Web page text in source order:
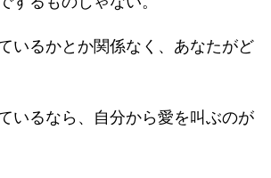
いるかとか関係なく、あなたがど
いるなら、自分から愛を叫ぶのが